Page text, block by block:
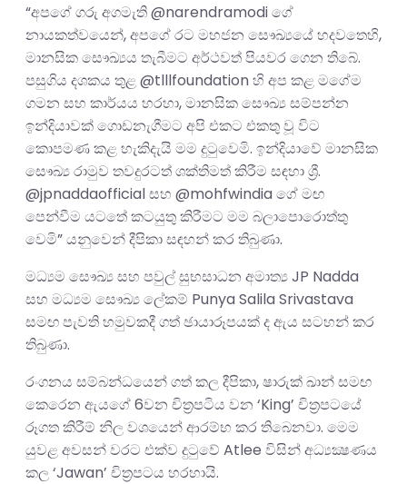
“අපගේ ගරු අගමැති @narendramodi ගේ
නායකත්වයෙන්, අපගේ රට මහජන සෞඛ්‍යයේ හදවතෙහි,
මානසික සෞඛ්‍යය තැබීමට අර්ථවත් පියවර ගෙන තිබේ.
පසුගිය දශකය තුළ @tlllfoundation හි අප කළ මගේම
ගමන සහ කාර්යය හරහා, මානසික සෞඛ්‍ය සම්පන්න
ඉන්දියාවක් ගොඩනැගීමට අපි එකට එකතු වූ විට
කොපමණ කළ හැකිදැයි මම දුටුවෙමි. ඉන්දියාවේ මානසික
සෞඛ්‍ය රාමුව තවදුරටත් ශක්තිමත් කිරීම සඳහා ශ්‍රී.
@jpnaddaofficial සහ @mohfwindia ගේ මඟ
පෙන්වීම යටතේ කටයුතු කිරීමට මම බලාපොරොත්තු
වෙමි” යනුවෙන් දීපිකා සඳහන් කර තිබුණා.
මධ්‍යම සෞඛ්‍ය සහ පවුල් සුභසාධන අමාත්‍ය JP Nadda
සහ මධ්‍යම සෞඛ්‍ය ලේකම් Punya Salila Srivastava
සමඟ පැවති හමුවකදී ගත් ඡායාරූපයක් ද ඇය සටහන් කර
තිබුණා.
රංගනය සම්බන්ධයෙන් ගත් කල දීපිකා, ෂාරුක් ඛාන් සමඟ
කෙරෙන ඇයගේ 6වන චිත්‍රපටිය වන ‘King’ චිත්‍රපටයේ
රූගත කිරීම් නිල වශයෙන් ආරම්භ කර තිබෙනවා. මෙම
යුවළ අවසන් වරට එක්ව දුටුවේ Atlee විසින් අධ්‍යක්‍ෂණය
කල ‘Jawan’ චිත්‍රපටය හරහායි.